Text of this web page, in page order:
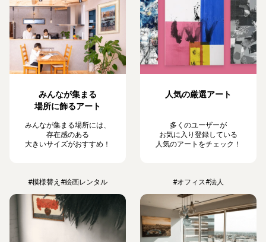
みんなが集まる
場所に飾るアート
みんなが集まる場所には、
存在感のある
大きいサイズがおすすめ！
人気の厳選アート
多くのユーザーが
お気に入り登録している
人気のアートをチェック！
#模様替え #絵画レンタル #オフィス#法人